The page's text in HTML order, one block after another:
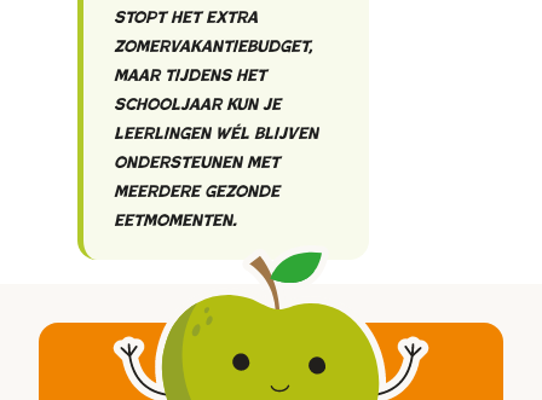
stopt het extra
zomervakantiebudget,
maar tijdens het
schooljaar kun je
leerlingen wél blijven
ondersteunen met
meerdere gezonde
eetmomenten.